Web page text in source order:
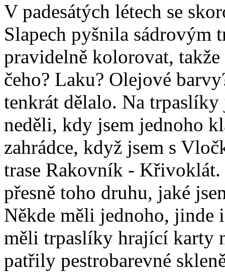
V padesátých létech se
Slapech pyšnila sádrovým
pravidelně kolorovat,
čeho? Laku? Olejové
tenkrát dělalo. Na
neděli, kdy jsem jednoho
zahrádce, když jsem s
trase Rakovník -
přesně toho druhu, jaké
Někde měli jednoho,
měli trpaslíky hrající karty
patřily pestrobarevné